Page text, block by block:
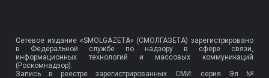
Сетевое издание «SMOLGAZETA» (СМОЛГАЗЕТА) зарегистрировано
в Федеральной службе по надзору в сфере связи,
информационных технологий и массовых коммуникаций
(Роскомнадзор).
Запись в реестре зарегистрированных СМИ: серия Эл №